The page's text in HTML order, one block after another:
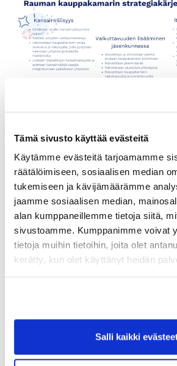
Tämä sivusto käyttää evästeitä
Käytämme evästeitä tarjoamamme
räätälöimiseen, sosiaalisen median
tukemiseen ja kävijämäärämme
jaamme sosiaalisen median,
alan kumppaneillemme tietoja siitä,
sivustoamme. Kumppanimme voivat
tietoja muihin tietoihin, joita olet
kerätty, kun olet käyttänyt heidän
Salli kaikki
Strategiakärjet vuosille 2025-2029
Rauman
hallitus
Kauppakamarin hallituksen
jatkaa Euroports Finland Oy:n
Sari De Meulder, jolla on
vielä vuosi jäljellä.
Oy:stä. Varapuheenjohtajana
paikallisjohtajaTommi Pitkänen
valittiin toimitusjohtajaSari
Oy:stä, tehtaanjohtajaEsa